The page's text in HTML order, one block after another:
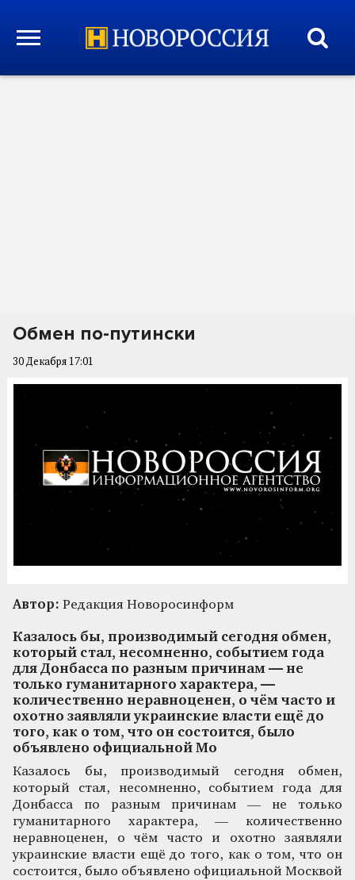
Обмен по-путински
30 Декабря 17:01
Автор: Редакция Новоросинформ
Казалось бы, производимый сегодня обмен,
который стал, несомненно, событием года
для Донбасса по разным причинам — не
только гуманитарного характера, —
количественно неравноценен, о чём часто и
охотно заявляли украинские власти ещё до
того, как о том, что он состоится, было
объявлено официальной Мо
Казалось бы, производимый сегодня обмен,
который стал, несомненно, событием года для
Донбасса по разным причинам — не только
гуманитарного характера, — количественно
неравноценен, о чём часто и охотно заявляли
украинские власти ещё до того, как о том, что он
состоится, было объявлено официальной Москвой